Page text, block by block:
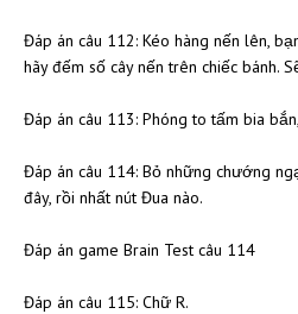
Đáp án câu 112: Kéo hàng nến lên,
hãy đếm số cây nến trên chiếc bánh.
Đáp án câu 113: Phóng to tấm bia
Đáp án câu 114: Bỏ những chướng
đây, rồi nhất nút Đua nào.
Đáp án game Brain Test câu 114
Đáp án câu 115: Chữ R.